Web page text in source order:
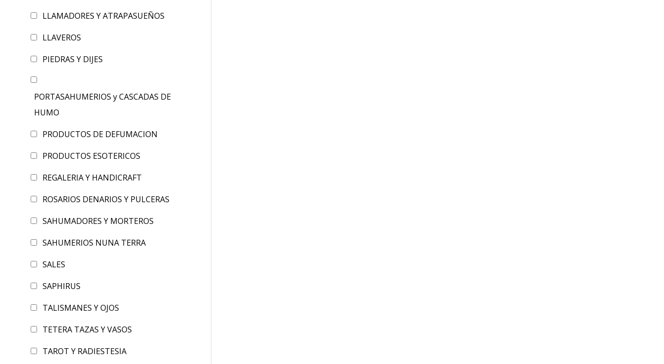
LLAMADORES Y ATRAPASUEÑOS
LLAVEROS
PIEDRAS Y DIJES
PORTASAHUMERIOS y CASCADAS DE
HUMO
PRODUCTOS DE DEFUMACION
PRODUCTOS ESOTERICOS
REGALERIA Y HANDICRAFT
ROSARIOS DENARIOS Y PULCERAS
SAHUMADORES Y MORTEROS
SAHUMERIOS NUNA TERRA
SALES
SAPHIRUS
TALISMANES Y OJOS
TETERA TAZAS Y VASOS
TAROT Y RADIESTESIA